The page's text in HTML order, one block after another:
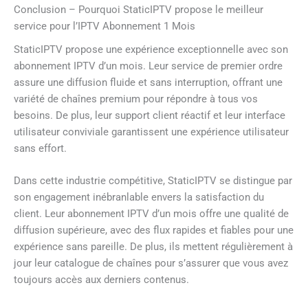
Conclusion – Pourquoi StaticIPTV propose le meilleur
service pour l’IPTV Abonnement 1 Mois
StaticIPTV propose une expérience exceptionnelle avec son
abonnement IPTV d’un mois. Leur service de premier ordre
assure une diffusion fluide et sans interruption, offrant une
variété de chaînes premium pour répondre à tous vos
besoins. De plus, leur support client réactif et leur interface
utilisateur conviviale garantissent une expérience utilisateur
sans effort.
Dans cette industrie compétitive, StaticIPTV se distingue par
son engagement inébranlable envers la satisfaction du
client. Leur abonnement IPTV d’un mois offre une qualité de
diffusion supérieure, avec des flux rapides et fiables pour une
expérience sans pareille. De plus, ils mettent régulièrement à
jour leur catalogue de chaînes pour s’assurer que vous avez
toujours accès aux derniers contenus.